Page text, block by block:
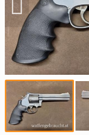
Reviereinrichtungen